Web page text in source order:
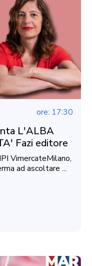
ore: 17:30
L'ALBA
Fazi editore
VimercateMilano,
ad ascoltare ...